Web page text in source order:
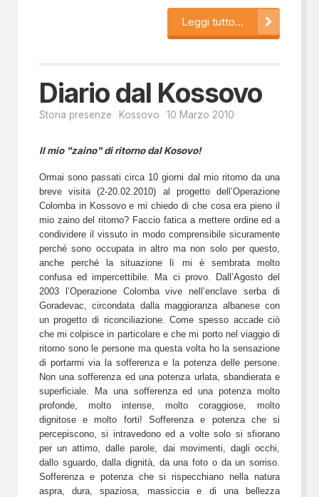
Leggi tutto...
Diario dal Kossovo
Storia presenze Kossovo 10 Marzo 2010
Il mio "zaino" di ritorno dal Kosovo!
Ormai sono passati circa 10 giorni dal mio ritorno da una
breve visita (2-20.02.2010) al progetto dell’Operazione
Colomba in Kossovo e mi chiedo di che cosa era pieno il
mio zaino del ritorno? Faccio fatica a mettere ordine ed a
condividere il vissuto in modo comprensibile sicuramente
perché sono occupata in altro ma non solo per questo,
anche perché la situazione lì mi è sembrata molto
confusa ed impercettibile. Ma ci provo. Dall’Agosto del
2003 l’Operazione Colomba vive nell’enclave serba di
Goradevac, circondata dalla maggioranza albanese con
un progetto di riconciliazione. Come spesso accade ciò
che mi colpisce in particolare e che mi porto nel viaggio di
ritorno sono le persone ma questa volta ho la sensazione
di portarmi via la sofferenza e la potenza delle persone.
Non una sofferenza ed una potenza urlata, sbandierata e
superficiale. Ma una sofferenza ed una potenza molto
profonde, molto intense, molto coraggiose, molto
dignitose e molto forti! Sofferenza e potenza che si
percepiscono, si intravedono ed a volte solo si sfiorano
per un attimo, dalle parole, dai movimenti, dagli occhi,
dallo sguardo, dalla dignità, da una foto o da un sorriso.
Sofferenza e potenza che si rispecchiano nella natura
aspra, dura, spaziosa, massiccia e di una bellezza